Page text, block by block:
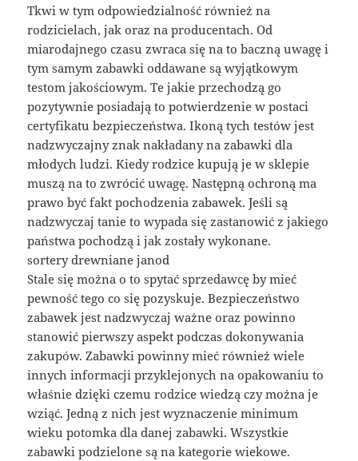
Tkwi w tym odpowiedzialność również na
rodzicielach, jak oraz na producentach. Od
miarodajnego czasu zwraca się na to baczną uwagę i
tym samym zabawki oddawane są wyjątkowym
testom jakościowym. Te jakie przechodzą go
pozytywnie posiadają to potwierdzenie w postaci
certyfikatu bezpieczeństwa. Ikoną tych testów jest
nadzwyczajny znak nakładany na zabawki dla
młodych ludzi. Kiedy rodzice kupują je w sklepie
muszą na to zwrócić uwagę. Następną ochroną ma
prawo być fakt pochodzenia zabawek. Jeśli są
nadzwyczaj tanie to wypada się zastanowić z jakiego
państwa pochodzą i jak zostały wykonane.
sortery drewniane janod
Stale się można o to spytać sprzedawcę by mieć
pewność tego co się pozyskuje. Bezpieczeństwo
zabawek jest nadzwyczaj ważne oraz powinno
stanowić pierwszy aspekt podczas dokonywania
zakupów. Zabawki powinny mieć również wiele
innych informacji przyklejonych na opakowaniu to
właśnie dzięki czemu rodzice wiedzą czy można je
wziąć. Jedną z nich jest wyznaczenie minimum
wieku potomka dla danej zabawki. Wszystkie
zabawki podzielone są na kategorie wiekowe.